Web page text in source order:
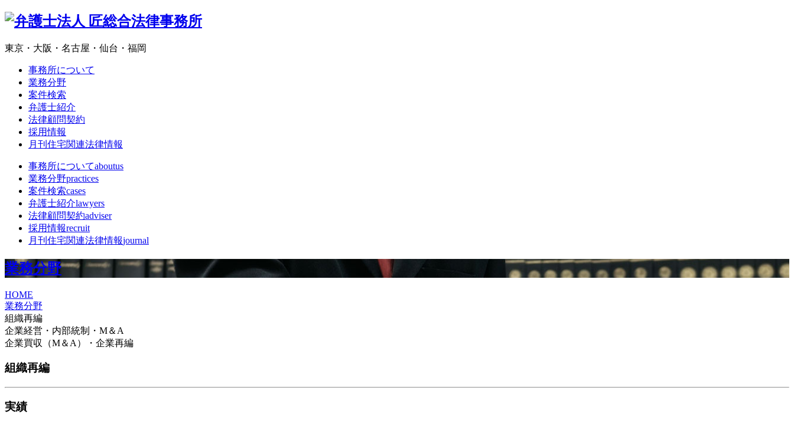
東京・大阪・名古屋・仙台・福岡
事務所について
業務分野
案件検索
弁護士紹介
法律顧問契約
採用情報
月刊住宅関連法律情報
事務所についてaboutus
業務分野practices
案件検索cases
弁護士紹介lawyers
法律顧問契約adviser
採用情報recruit
月刊住宅関連法律情報journal
業務分野
HOME
業務分野
組織再編
企業経営・内部統制・M＆A
企業買収（M＆A）・企業再編
組織再編
実績